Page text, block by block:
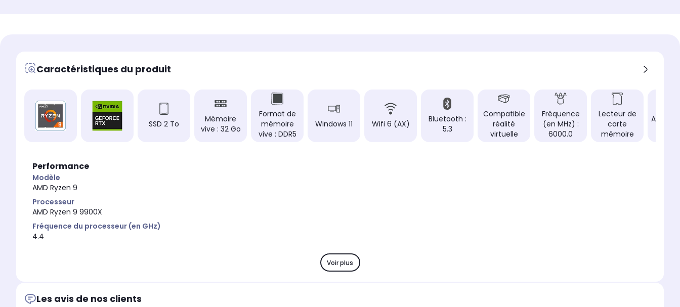
Caractéristiques du produit
SSD 2 To
Mémoire
vive : 32 Go
Format de
mémoire
vive : DDR5
Windows 11 Wifi 6 (AX)
Bluetooth :
5.3
Compatible
réalité
virtuelle
Fréquence
(en MHz) :
6000.0
Lecteur de
carte
mémoire
Performance
Modèle
AMD Ryzen 9
Processeur
AMD Ryzen 9 9900X
Fréquence du processeur (en GHz)
4.4
Voir plus
Les avis de nos clients